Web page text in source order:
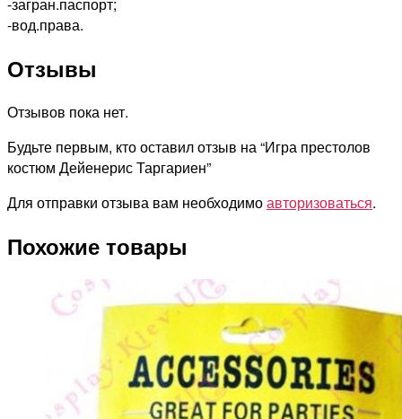
-вод.права.
Отзывы
Отзывов пока нет.
Будьте первым, кто оставил отзыв на “Игра престолов
костюм Дейенерис Таргариен”
Для отправки отзыва вам необходимоавторизоваться.
Похожие товары